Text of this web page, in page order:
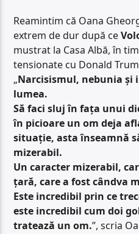
Reamintim că Oana
extrem de dur după ce
mustrat la Casa Albă, în
tensionate cu Donald
„Narcisismul, nebunia și
lumea.
Să faci sluj în fața unui
în picioare un om deja
situație, asta înseamnă
mizerabil.
Un caracter mizerabil,
țară, care a fost cândva
Este incredibil prin ce
este incredibil cum doi
tratează un om.”, scria